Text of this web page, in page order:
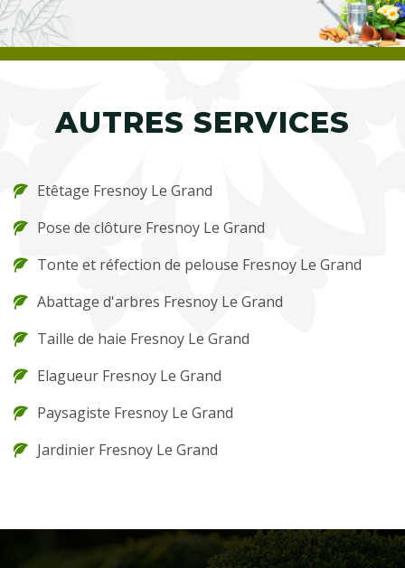
AUTRES SERVICES
Etêtage Fresnoy Le Grand
Pose de clôture Fresnoy Le Grand
Tonte et réfection de pelouse Fresnoy Le Grand
Abattage d'arbres Fresnoy Le Grand
Taille de haie Fresnoy Le Grand
Elagueur Fresnoy Le Grand
Paysagiste Fresnoy Le Grand
Jardinier Fresnoy Le Grand